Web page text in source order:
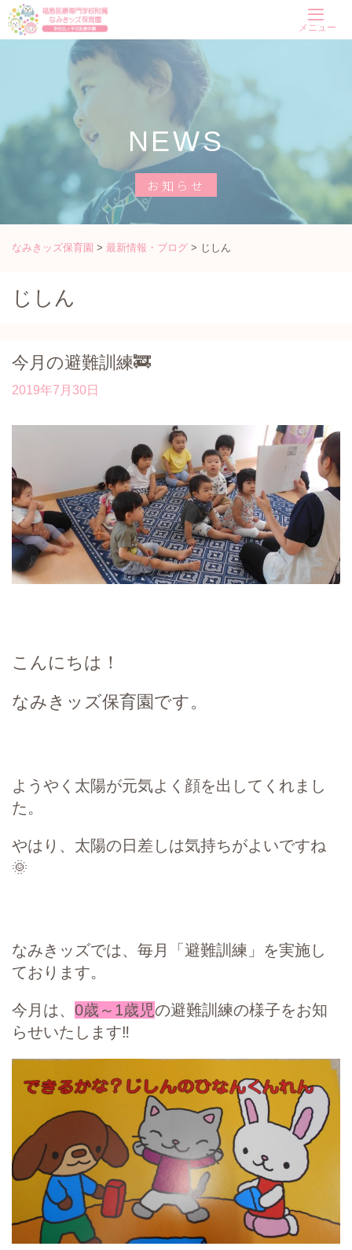
Skip
メニュー
NEWS
お知らせ
なみきッズ保育園 > 最新情報・ブログ > じしん
じしん
今月の避難訓練🚒
2019年7月30日
こんにちは！
なみきッズ保育園です。
ようやく太陽が元気よく顔を出してくれまし
た。
やはり、太陽の日差しは気持ちがよいですね
🌞
なみきッズでは、毎月「避難訓練」を実施し
ております。
今月は、 0歳～1歳児の避難訓練の様子をお知
らせいたします‼